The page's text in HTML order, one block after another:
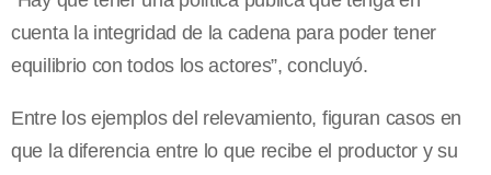
cuenta la integridad de la cadena para poder tener
equilibrio con todos los actores”, concluyó.
Entre los ejemplos del relevamiento, figuran casos en
que la diferencia entre lo que recibe el productor y su